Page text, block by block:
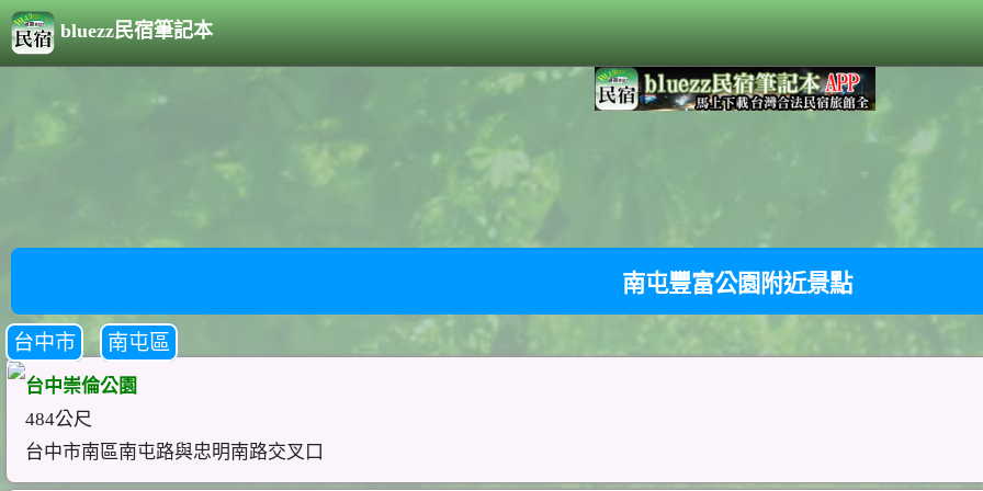
bluezz民宿筆記本
南屯豐富公園附近景點
台中市 南屯區
台中崇倫公園
484公尺
台中市南區南屯路與忠明南路交叉口